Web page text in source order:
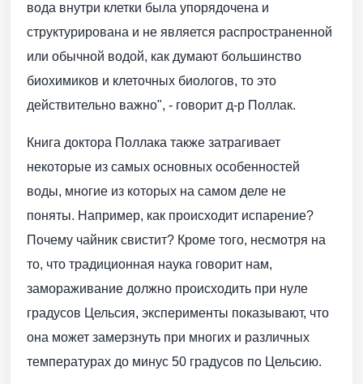
вода внутри клетки была упорядочена и
структурирована и не является распространенной
или обычной водой, как думают большинство
биохимиков и клеточных биологов, то это
действительно важно", - говорит д-р Поллак.
Книга доктора Поллака также затрагивает
некоторые из самых основных особенностей
воды, многие из которых на самом деле не
поняты. Например, как происходит испарение?
Почему чайник свистит? Кроме того, несмотря на
то, что традиционная наука говорит нам,
замораживание должно происходить при нуле
градусов Цельсия, эксперименты показывают, что
она может замерзнуть при многих и различных
температурах до минус 50 градусов по Цельсию.